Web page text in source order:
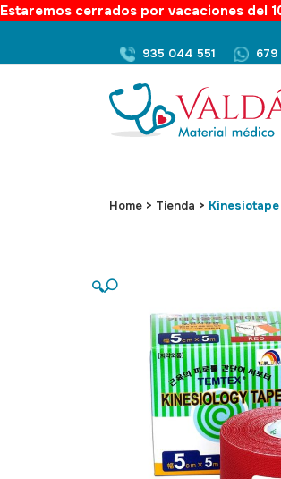
Estaremos cerrados por vacaciones del
935 044 551
Home > Tienda >
🔍